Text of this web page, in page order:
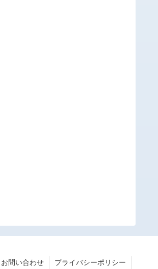
お問い合わせ プライバシーポリシー